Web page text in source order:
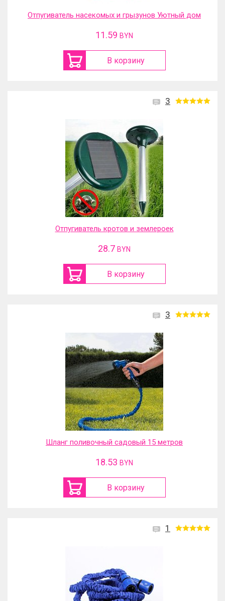
Отпугиватель насекомых и грызунов Уютный дом
11.59 BYN
В корзину
3
Отпугиватель кротов и землероек
28.7 BYN
В корзину
3
Шланг поливочный садовый 15 метров
18.53 BYN
В корзину
1